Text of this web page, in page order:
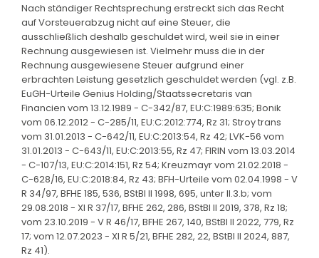
Nach ständiger Rechtsprechung erstreckt sich das Recht
auf Vorsteuerabzug nicht auf eine Steuer, die
ausschließlich deshalb geschuldet wird, weil sie in einer
Rechnung ausgewiesen ist. Vielmehr muss die in der
Rechnung ausgewiesene Steuer aufgrund einer
erbrachten Leistung gesetzlich geschuldet werden (vgl. z.B.
EuGH-Urteile Genius Holding/Staatssecretaris van
Financien vom 13.12.1989 - C-342/87, EU:C:1989:635; Bonik
vom 06.12.2012 - C-285/11, EU:C:2012:774, Rz 31; Stroy trans
vom 31.01.2013 - C-642/11, EU:C:2013:54, Rz 42; LVK-56 vom
31.01.2013 - C-643/11, EU:C:2013:55, Rz 47; FIRIN vom 13.03.2014
- C-107/13, EU:C:2014:151, Rz 54; Kreuzmayr vom 21.02.2018 -
C-628/16, EU:C:2018:84, Rz 43; BFH-Urteile vom 02.04.1998 - V
R 34/97, BFHE 185, 536, BStBl II 1998, 695, unter II.3.b; vom
29.08.2018 - XI R 37/17, BFHE 262, 286, BStBl II 2019, 378, Rz 18;
vom 23.10.2019 - V R 46/17, BFHE 267, 140, BStBl II 2022, 779, Rz
17; vom 12.07.2023 - XI R 5/21, BFHE 282, 22, BStBl II 2024, 887,
Rz 41).